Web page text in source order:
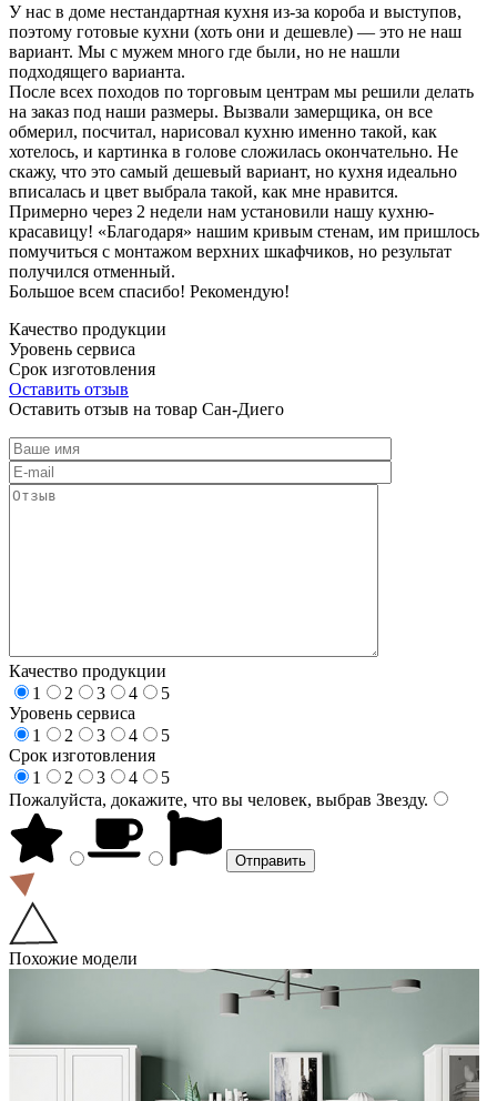
У нас в доме нестандартная кухня из-за короба и выступов,
поэтому готовые кухни (хоть они и дешевле) — это не наш
вариант. Мы с мужем много где были, но не нашли
подходящего варианта.
После всех походов по торговым центрам мы решили делать
на заказ под наши размеры. Вызвали замерщика, он все
обмерил, посчитал, нарисовал кухню именно такой, как
хотелось, и картинка в голове сложилась окончательно. Не
скажу, что это самый дешевый вариант, но кухня идеально
вписалась и цвет выбрала такой, как мне нравится.
Примерно через 2 недели нам установили нашу кухню-
красавицу! «Благодаря» нашим кривым стенам, им пришлось
помучиться с монтажом верхних шкафчиков, но результат
получился отменный.
Большое всем спасибо! Рекомендую!
Качество продукции
Уровень сервиса
Срок изготовления
Оставить отзыв
Оставить отзыв на товар Сан-Диего
Качество продукции
1
2 3 4
5
Уровень сервиса
1
2 3 4
5
Срок изготовления
1
2 3 4
5
Пожалуйста, докажите, что вы человек, выбрав Звезду.
Похожие модели